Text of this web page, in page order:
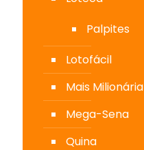
Palpites
Lotofácil
Mais Milionária
Mega-Sena
Quina